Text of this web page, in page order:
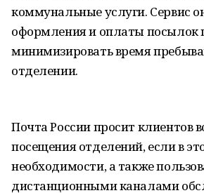
коммунальные услуги. Сервис
оформления и оплаты посылок
минимизировать время
отделении.
Почта России просит клиентов
посещения отделений, если в
необходимости, а также
дистанционными каналами